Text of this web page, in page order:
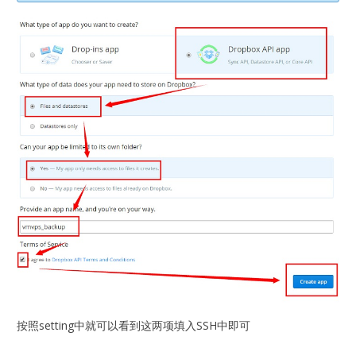
按照setting中就可以看到这两项填入SSH中即可